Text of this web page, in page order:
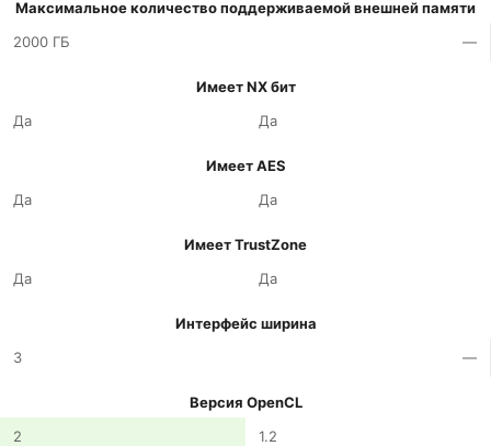
Максимальное количество поддерживаемой внешней памяти
2000 ГБ
—
Имеет NX бит
Да
Да
Имеет AES
Да
Да
Имеет TrustZone
Да
Да
Интерфейс ширина
3
—
Версия OpenCL
2
1.2